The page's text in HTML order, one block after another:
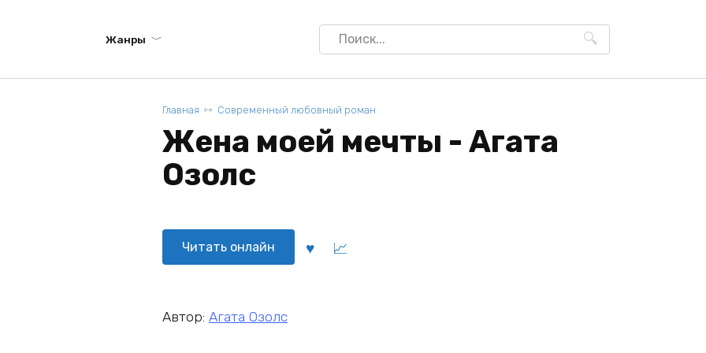
Жанры
Search
for:
Главная Современный любовный роман
Жена моей мечты - Агата
Озолс
Читать онлайн
Автор: Агата Озолс